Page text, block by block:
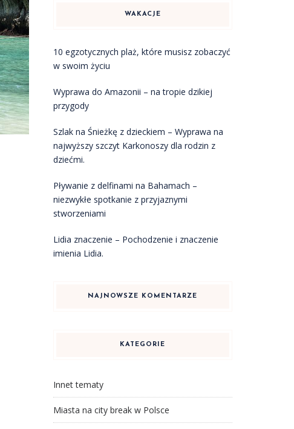
WAKACJE
10 egzotycznych plaż, które musisz zobaczyć
w swoim życiu
Wyprawa do Amazonii – na tropie dzikiej
przygody
Szlak na Śnieżkę z dzieckiem – Wyprawa na
najwyższy szczyt Karkonoszy dla rodzin z
dziećmi.
Pływanie z delfinami na Bahamach –
niezwykłe spotkanie z przyjaznymi
stworzeniami
Lidia znaczenie – Pochodzenie i znaczenie
imienia Lidia.
NAJNOWSZE KOMENTARZE
KATEGORIE
Innet tematy
Miasta na city break w Polsce